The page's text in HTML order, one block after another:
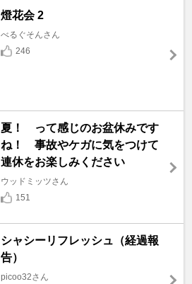
燈花会 2
べるぐそんさん
246
夏！ って感じのお盆休みです
ね！ 事故やケガに気をつけて
連休をお楽しみください
ウッドミッツさん
151
シャシーリフレッシュ（経過報
告）
picoo32さん